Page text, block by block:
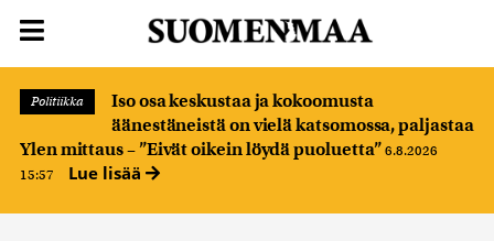
Politiikka
Iso osa keskustaa ja kokoomusta
äänestäneistä on vielä katsomossa, paljastaa
Ylen mittaus – ”Eivät oikein löydä puoluetta” 6.8.2026
15:57
Lue lisää